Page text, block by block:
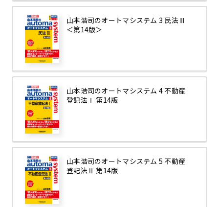
山本浩司のオートマシステム 3 民法Ⅲ
＜第14版＞
山本浩司のオートマシステム 4 不動産
登記法Ⅰ 第14版
山本浩司のオートマシステム 5 不動産
登記法Ⅱ 第14版